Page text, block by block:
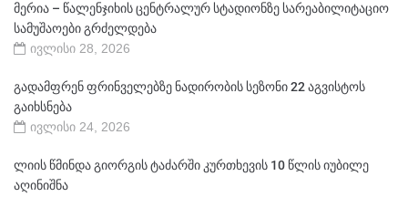
მერია – წალენჯიხის ცენტრალურ სტადიონზე სარეაბილიტაციო
სამუშაოები გრძელდება
ივლისი 28, 2026
გადამფრენ ფრინველებზე ნადირობის სეზონი 22 აგვისტოს
გაიხსნება
ივლისი 24, 2026
ლიის წმინდა გიორგის ტაძარში კურთხევის 10 წლის იუბილე
აღინიშნა